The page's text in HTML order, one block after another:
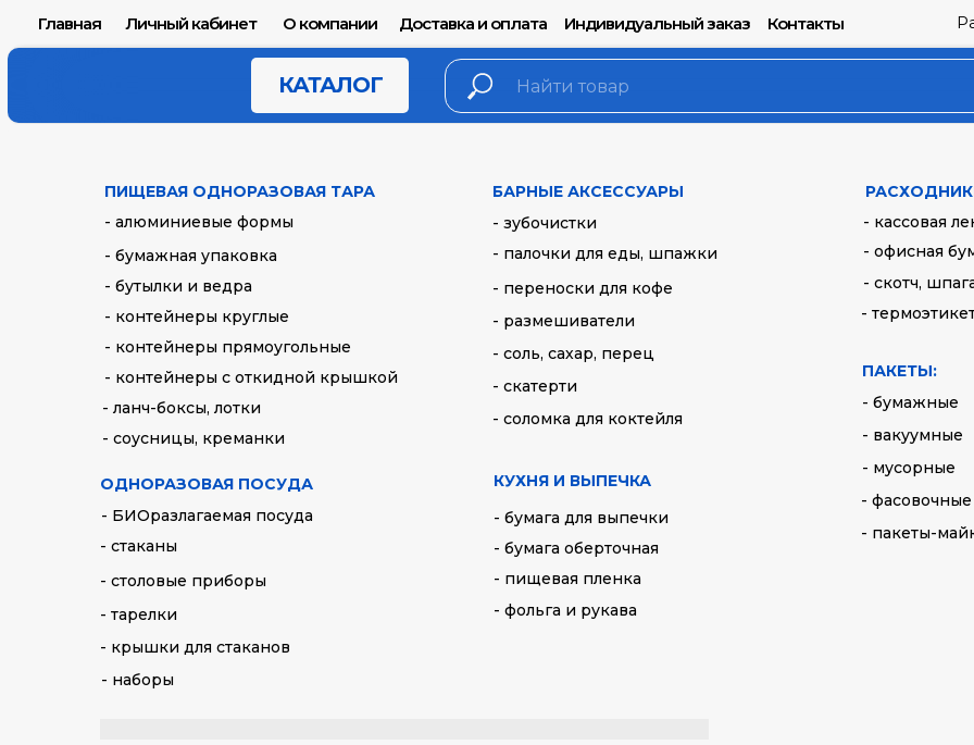
Доставка и оплата Контакты
Индивидуальный заказ
Личный кабинет
Главная О компании
КАТАЛОГ
ПИЩЕВАЯ ОДНОРАЗОВАЯ ТАРА
- бутылки и ведра
- контейнеры круглые
- контейнеры с откидной крышкой
- контейнеры прямоугольные
- соусницы, креманки
- ланч-боксы, лотки
КУХНЯ И ВЫПЕЧКА
- пищевая пленка
- фольга и рукава
- бумага для выпечки
- бумага оберточная
- кассовая
-
- скотч,
- офисная
ПАКЕТЫ:
- бумажные
- вакуумные
- мусорные
- фасовочные
- пакеты-
БАРНЫЕ АКСЕССУАРЫ
- зубочистки
- палочки для еды, шпажки
- переноски для кофе
- размешиватели
- соль, сахар, перец
- скатерти
- соломка для коктейля
ОДНОРАЗОВАЯ ПОСУДА
- БИОразлагаемая посуда
- стаканы
- крышки для стаканов
- наборы
- тарелки
- столовые приборы
- алюминиевые формы
- бумажная упаковка